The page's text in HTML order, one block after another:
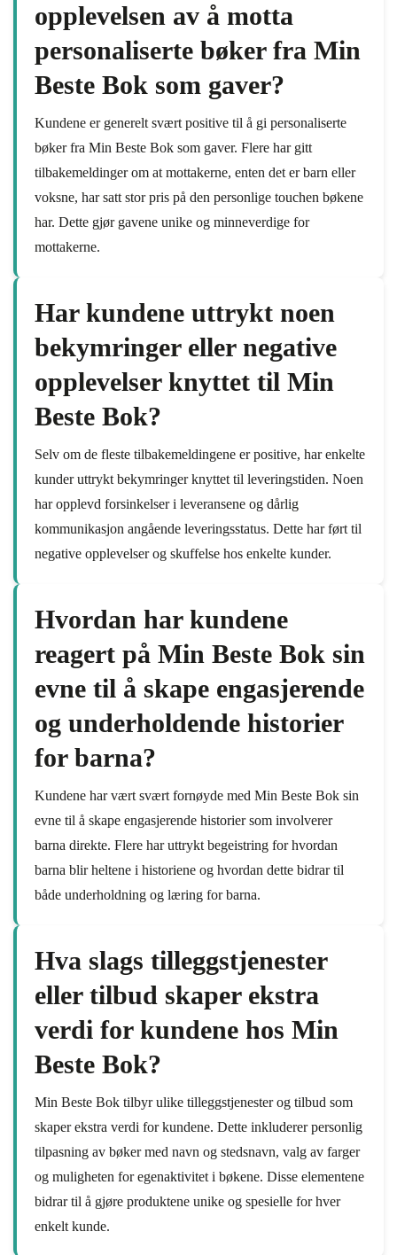
opplevelsen av å motta
personaliserte bøker fra Min
Beste Bok som gaver?
Kundene er generelt svært positive til å gi personaliserte
bøker fra Min Beste Bok som gaver. Flere har gitt
tilbakemeldinger om at mottakerne, enten det er barn eller
voksne, har satt stor pris på den personlige touchen bøkene
har. Dette gjør gavene unike og minneverdige for
mottakerne.
Har kundene uttrykt noen
bekymringer eller negative
opplevelser knyttet til Min
Beste Bok?
Selv om de fleste tilbakemeldingene er positive, har enkelte
kunder uttrykt bekymringer knyttet til leveringstiden. Noen
har opplevd forsinkelser i leveransene og dårlig
kommunikasjon angående leveringsstatus. Dette har ført til
negative opplevelser og skuffelse hos enkelte kunder.
Hvordan har kundene
reagert på Min Beste Bok sin
evne til å skape engasjerende
og underholdende historier
for barna?
Kundene har vært svært fornøyde med Min Beste Bok sin
evne til å skape engasjerende historier som involverer
barna direkte. Flere har uttrykt begeistring for hvordan
barna blir heltene i historiene og hvordan dette bidrar til
både underholdning og læring for barna.
Hva slags tilleggstjenester
eller tilbud skaper ekstra
verdi for kundene hos Min
Beste Bok?
Min Beste Bok tilbyr ulike tilleggstjenester og tilbud som
skaper ekstra verdi for kundene. Dette inkluderer personlig
tilpasning av bøker med navn og stedsnavn, valg av farger
og muligheten for egenaktivitet i bøkene. Disse elementene
bidrar til å gjøre produktene unike og spesielle for hver
enkelt kunde.